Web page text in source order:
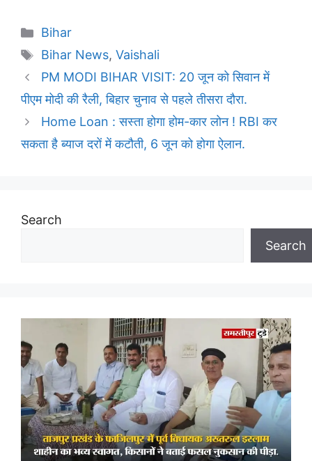
Categories
Bihar
Tags
Bihar News, Vaishali
PM MODI BIHAR VISIT: 20 जून को सिवान में
पीएम मोदी की रैली, बिहार चुनाव से पहले तीसरा दौरा.
Home Loan : सस्ता होगा होम-कार लोन ! RBI कर
सकता है ब्याज दरों में कटौती, 6 जून को होगा ऐलान.
Search
Search